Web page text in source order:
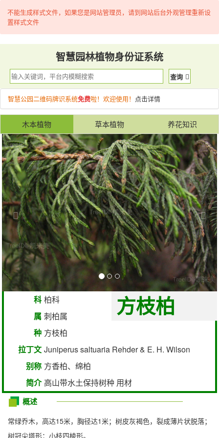
不能生成样式文件，如果您是网站管理员，请到网站后台外观管理重新设
置样式文件
智慧园林植物身份证系统
查询
智慧公园二维码牌识系统免费啦！欢迎使用！ 点击详情
木本植物 草本植物 养花知识
方枝柏
科 柏科
属 刺柏属
种 方枝柏
拉丁文 Juniperus saltuaria Rehder & E. H. Wilson
别称 方香柏、绵柏
简介 高山带水土保持树种 用材
概述
常绿乔木，高达15米，胸径达1米；树皮灰褐色，裂成薄片状脱落；
树冠尖塔形；小枝四棱形。